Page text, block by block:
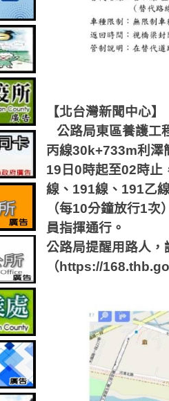
【北台灣新聞中心】
公路局東區養護工
丙線30k+733m利澤
19 日 0時起至02時止
線、 191線、 191乙
（每10分鐘放行1次
員指揮通行。
公路局提醒用路人
（ https://